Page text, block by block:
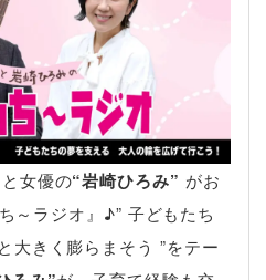
と女優の“岩崎ひろみ” がお
～ラジオ』♪” 子どもたち
大きく膨らまそう ”をテー